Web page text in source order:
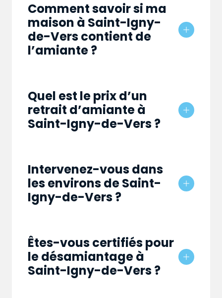
Comment savoir si ma
maison à Saint-Igny-
de-Vers contient de
l’amiante ?
Quel est le prix d’un
retrait d’amiante à
Saint-Igny-de-Vers ?
Intervenez-vous dans
les environs de Saint-
Igny-de-Vers ?
Êtes-vous certifiés pour
le désamiantage à
Saint-Igny-de-Vers ?